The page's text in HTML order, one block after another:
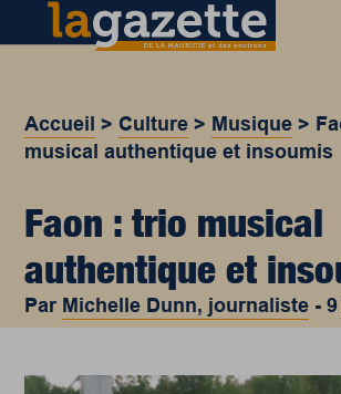
Accueil > Culture > Musique >
musical authentique et insoumis
Faon : trio musical
authentique et
Par Michelle Dunn, journaliste -